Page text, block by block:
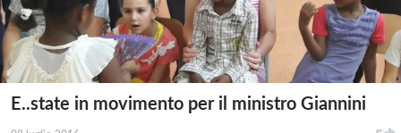
E..state in movimento per il ministro Giannini